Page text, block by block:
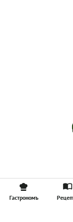
Гастрономъ